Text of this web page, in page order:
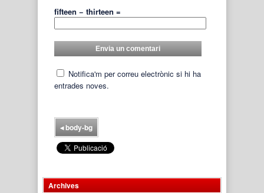
fifteen − thirteen =
Notifica'm per correu electrònic si hi ha
entrades noves.
◂body-bg
Archives